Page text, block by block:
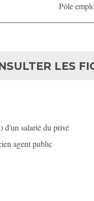
Pôle
LES
d'un salarié du privé
agent public